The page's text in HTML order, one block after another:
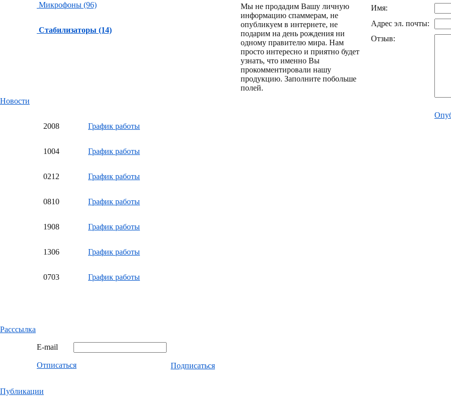
Микрофоны (96)
Стабилизаторы (14)
Новости
2008 График работы
1004 График работы
0212 График работы
0810 График работы
1908 График работы
1306 График работы
0703 График работы
Расссылка
E-mail
Отписаться Подписаться
Публикации
Мы не продадим Вашу личную
информацию спаммерам, не
опубликуем в интернете, не
подарим на день рождения ни
одному правителю мира. Нам
просто интересно и приятно будет
узнать, что именно Вы
прокомментировали нашу
продукцию. Заполните побольше
полей.
Имя:
Адрес эл. почты:
Отзыв: